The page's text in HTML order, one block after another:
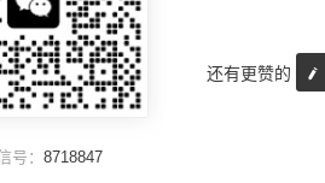
号： 8718847
还有更赞的